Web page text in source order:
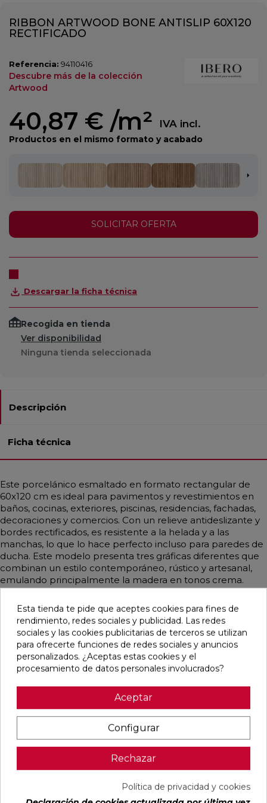
RIBBON ARTWOOD BONE ANTISLIP 60X120
RECTIFICADO
Referencia: 94110416
Descubre más de la colección
Artwood
40,87 € /m² IVA incl.
Productos en el mismo formato y acabado
SOLICITAR OFERTA
Descargar la ficha técnica
Recogida en tienda
Ver disponibilidad
Ninguna tienda seleccionada
Descripción
Ficha técnica
Este porcelánico esmaltado en formato rectangular de
60x120 cm es ideal para pavimentos y revestimientos en
baños, cocinas, exteriores, piscinas, residencias, fachadas,
decoraciones y comercios. Con un relieve antideslizante y
bordes rectificados, es resistente a la helada y a las
manchas, lo que lo hace perfecto incluso para paredes de
ducha. Este modelo presenta tres gráficas diferentes que
combinan un estilo contemporáneo, rústico y artesanal,
emulando principalmente la madera en tonos crema.
Pensamos que te puede interesar
60X120
RECTIFICADO
favorite
VOLTE HAYA
MATE 75X75
RECTIFICADO
STN
favorite
CYPRESS
NATURAL
MATE
23X120
Ref:
PVP
favorite
31,6X100
RECTIFICADO
PVP
Esta tienda te pide que aceptes cookies para fines de
rendimiento, redes sociales y publicidad. Las redes
sociales y las cookies publicitarias de terceros se utilizan
para ofrecerte funciones de redes sociales y anuncios
personalizados. ¿Aceptas estas cookies y el
procesamiento de datos personales involucrados?
Aceptar
Configurar
Rechazar
Política de privacidad y cookies